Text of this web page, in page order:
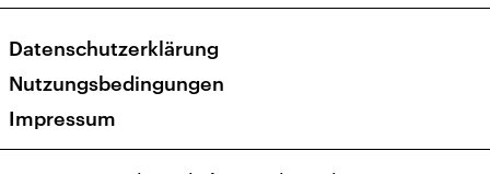
Veranstaltungen
Social Media
Presse
Karriere
Transparenz
Datenschutzerklärung
Nutzungsbedingungen
Impressum